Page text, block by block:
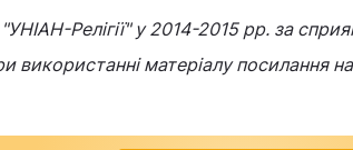
Релігії" у 2014-2015 рр. за
використанні матеріалу посилання